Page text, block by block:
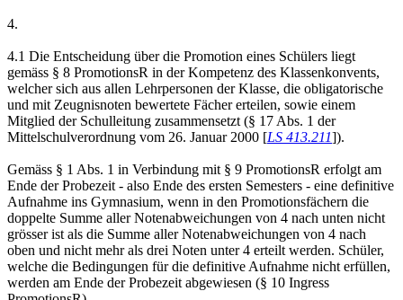
4.
4.1 Die Entscheidung über die Promotion eines Schülers liegt
gemäss § 8 PromotionsR in der Kompetenz des Klassenkonvents,
welcher sich aus allen Lehrpersonen der Klasse, die obligatorische
und mit Zeugnisnoten bewertete Fächer erteilen, sowie einem
Mitglied der Schulleitung zusammensetzt (§ 17 Abs. 1 der
Mittelschulverordnung vom 26. Januar 2000 [LS 413.211]).
Gemäss § 1 Abs. 1 in Verbindung mit § 9 PromotionsR erfolgt am
Ende der Probezeit - also Ende des ersten Semesters - eine definitive
Aufnahme ins Gymnasium, wenn in den Promotionsfächern die
doppelte Summe aller Notenabweichungen von 4 nach unten nicht
grösser ist als die Summe aller Notenabweichungen von 4 nach
oben und nicht mehr als drei Noten unter 4 erteilt werden. Schüler,
welche die Bedingungen für die definitive Aufnahme nicht erfüllen,
werden am Ende der Probezeit abgewiesen (§ 10 Ingress